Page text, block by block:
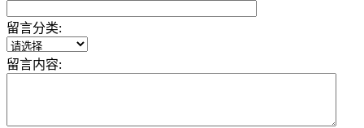
留言分类:
留言内容: